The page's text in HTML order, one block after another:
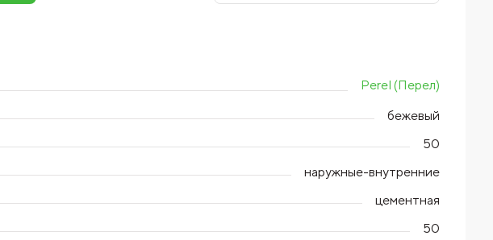
Perel (Перел)
бежевый
50
наружные-внутренние
цементная
50